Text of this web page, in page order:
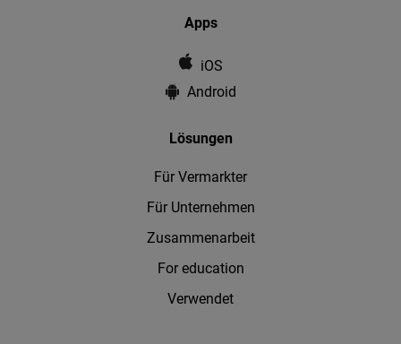
Apps
iOS
Android
Lösungen
Für Vermarkter
Für Unternehmen
Zusammenarbeit
For education
Verwendet